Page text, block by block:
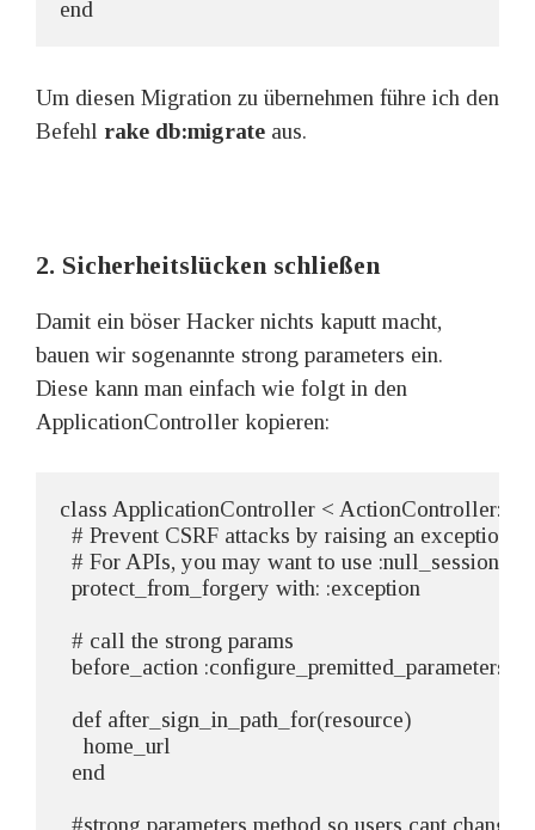
end
Um diesen Migration zu übernehmen führe ich den
Befehl rake db:migrate aus.
2. Sicherheitslücken schließen
Damit ein böser Hacker nichts kaputt macht,
bauen wir sogenannte strong parameters ein.
Diese kann man einfach wie folgt in den
ApplicationController kopieren:
class ApplicationController <
  # Prevent CSRF attacks by raising an exception.
# For APIs, you may want to use :null_session
  protect_from_forgery with: :exception
  # call the strong params
before_action :configure_premitted_parameters,
  def after_sign_in_path_for(resource)
    home_url
  end
#strong parameters method so users cant change